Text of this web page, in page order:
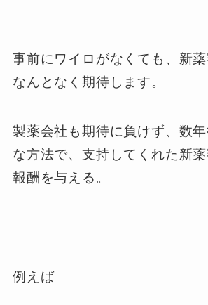
事前にワイロがなくても、新
なんとなく期待します。
製薬会社も期待に負けず、数
な方法で、支持してくれた新
報酬を与える。
例えば